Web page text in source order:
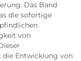
Das Band
die sofortige
von
die Entwicklung von